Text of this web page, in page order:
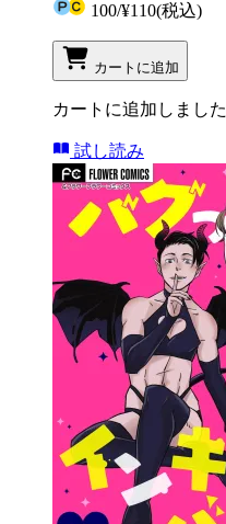
100/¥110(税込)
カートに追加
カートに追加しました
試し読み